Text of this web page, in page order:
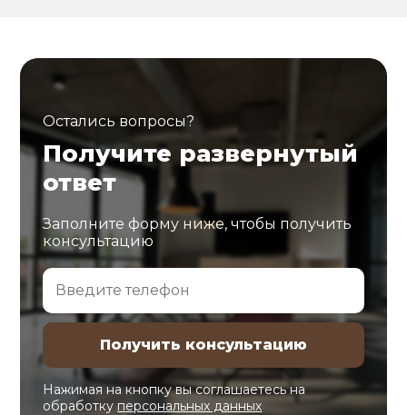
Остались вопросы?
Получите развернутый
ответ
Заполните форму ниже, чтобы получить
консультацию
Нажимая на кнопку вы соглашаетесь на
обработкуперсональных данных